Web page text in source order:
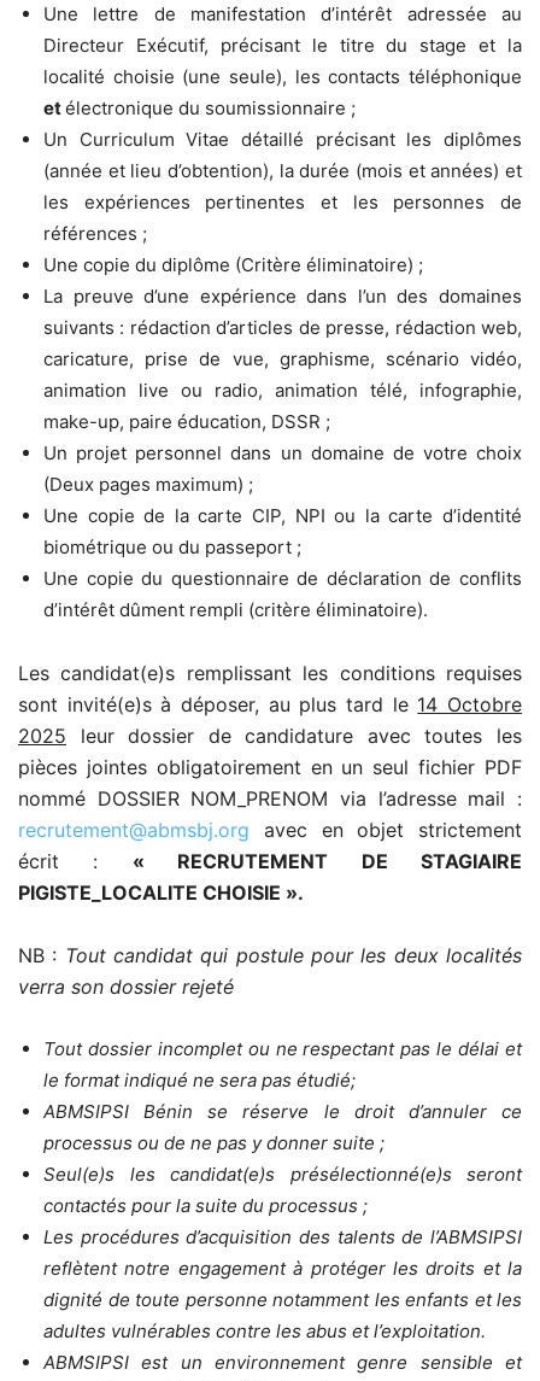
Une lettre de manifestation d’intérêt adressée au
Directeur Exécutif, précisant le titre du stage et la
localité choisie (une seule), les contacts téléphonique
etélectronique du soumissionnaire ;
Un Curriculum Vitae détaillé précisant les diplômes
(année et lieu d’obtention), la durée (mois et années) et
les expériences pertinentes et les personnes de
références ;
Une copie du diplôme (Critère éliminatoire) ;
La preuve d’une expérience dans l’un des domaines
suivants : rédaction d’articles de presse, rédaction web,
caricature, prise de vue, graphisme, scénario vidéo,
animation live ou radio, animation télé, infographie,
make-up, paire éducation, DSSR ;
Un projet personnel dans un domaine de votre choix
(Deux pages maximum) ;
Une copie de la carte CIP, NPI ou la carte d’identité
biométrique ou du passeport ;
Une copie du questionnaire de déclaration de conflits
d’intérêt dûment rempli (critère éliminatoire).
Les candidat(e)s remplissant les conditions requises
sont invité(e)s à déposer, au plus tard le 14 Octobre
2025 leur dossier de candidature avec toutes les
pièces jointes obligatoirement en un seul fichier PDF
nommé DOSSIER NOM_PRENOM via l’adresse mail :
recrutement@abmsbj.org avec en objet strictement
écrit : « RECRUTEMENT DE STAGIAIRE
PIGISTE_LOCALITE CHOISIE ».
NB : Tout candidat qui postule pour les deux localités
verra son dossier rejeté
Tout dossier incomplet ou ne respectant pas le délai et
le format indiqué ne sera pas étudié;
ABMSIPSI Bénin se réserve le droit d’annuler ce
processus ou de ne pas y donner suite ;
Seul(e)s les candidat(e)s présélectionné(e)s seront
contactés pour la suite du processus ;
Les procédures d’acquisition des talents de l’ABMSIPSI
reflètent notre engagement à protéger les droits et la
dignité de toute personne notamment les enfants et les
adultes vulnérables contre les abus et l’exploitation.
ABMSIPSI est un environnement genre sensible et